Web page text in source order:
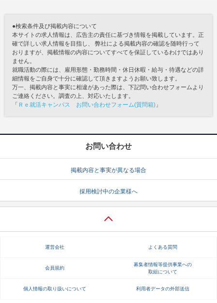
●検索条件及び掲載内容について
本サイトの求人情報は、広告主の責任に基づき情報を掲載しています。正
確で詳しい求人情報を目指し、 弊社による掲載内容の確認を随時行って
おりますが、掲載情報の内容についてすべてを保証しているわけではあり
ません。
就職活動の際には、雇用形態・勤務時間・休日休暇・給与・待遇などの詳
細情報をご自身で十分に確認して頂きますようお願い致します。
万一、掲載内容と事実に相違があった際は、下記問い合わせフォームより
ご連絡ください。調査の上、対応いたします。
「 Ｒｅ就活キャンパス お問い合わせフォーム(質問箱) 」
お問い合わせ
掲載内容と事実が異なる場合
採用検討中の企業様へ
運営会社 よくある質問
会員規約
募集者情報等提供事業への
取組について
個人情報の取り扱いについて 利用者データの外部送信